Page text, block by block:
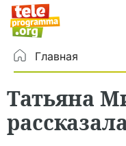
Главная
Татьяна